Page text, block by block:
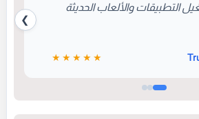
التطبيقات والألعاب الحديثة
★★★★★
❯